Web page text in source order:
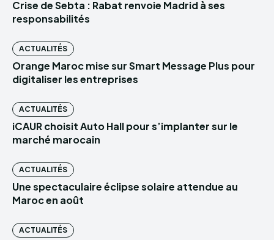
Crise de Sebta : Rabat renvoie Madrid à ses
responsabilités
ACTUALITÉS
Orange Maroc mise sur Smart Message Plus pour
digitaliser les entreprises
ACTUALITÉS
iCAUR choisit Auto Hall pour s’implanter sur le
marché marocain
ACTUALITÉS
Une spectaculaire éclipse solaire attendue au
Maroc en août
ACTUALITÉS